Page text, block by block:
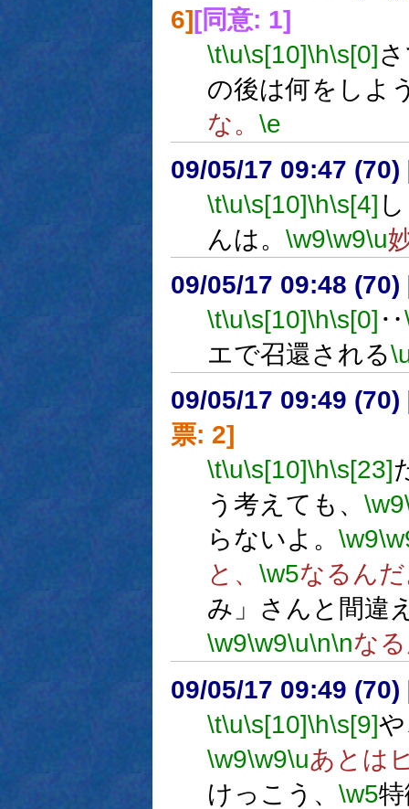
6][同意: 1]
\t\u\s[10]\h\s[0]
の後は何をしよ
な。 \e
09/05/17 09:47 (70)
\t\u\s[10]\h\s[4]
んは。 \w9\w9\u
09/05/17 09:48 (70)
\t\u\s[10]\h\s[0] ‥
エで召還される
09/05/17 09:49 (70)
票: 2]
\t\u\s[10]\h\s[23]
う考えても、 \w9
らないよ。 \w9
と、 \w5なるん
み」さんと間違
\w9\w9\u\n\nな
09/05/17 09:49 (70)
\t\u\s[10]\h\s[9]
\w9\w9\uあとは
けっこう、 \w5